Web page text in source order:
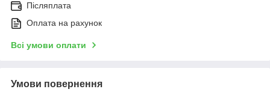
Післяплата
Оплата на рахунок
Всі умови оплати
Умови повернення